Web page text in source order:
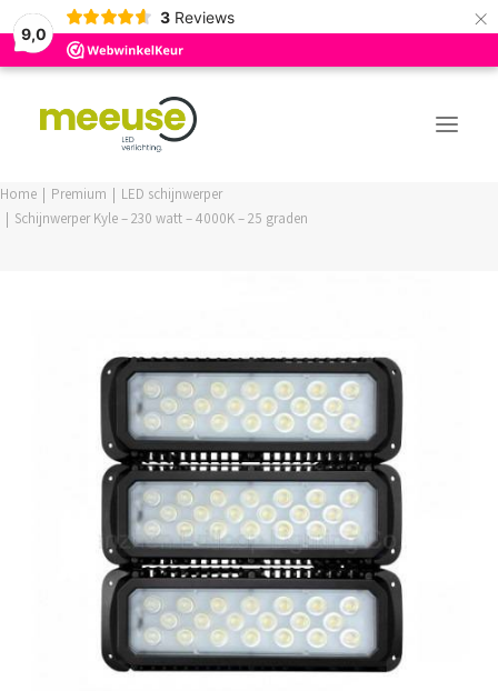
9,0
3 Reviews ×
WEBSHOP
LOGIN / REGISTER
WINKELWAGEN
Home Premium
LED schijnwerper
Schijnwerper Kyle – 230 watt – 4000K – 25 graden